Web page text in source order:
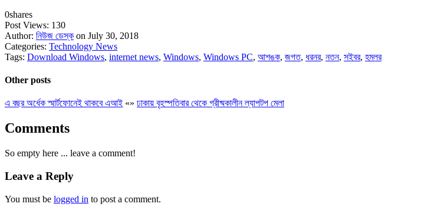
0shares
Post Views: 130
Author: নিউজ ডেস্ক on July 30, 2018
Categories: Technology News
Tags: Download Windows, internet news, Windows, Windows PC, আশঙক, জগত, ধরনর, নতন, সইবর, হমলর
Other posts
এ বছর অর্ধেক স্মার্টফোনেই থাকবে এআই «» ঢাকায় বৃহস্পতিবার থেকে গ্রীষ্মকালীন ল্যাপটপ মেলা
Comments
So empty here ... leave a comment!
Leave a Reply
You must be logged in to post a comment.